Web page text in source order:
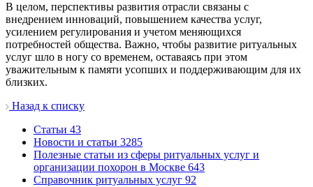
В целом, перспективы развития отрасли связаны с
внедрением инноваций, повышением качества услуг,
усилением регулирования и учетом меняющихся
потребностей общества. Важно, чтобы развитие ритуальных
услуг шло в ногу со временем, оставаясь при этом
уважительным к памяти усопших и поддерживающим для их
близких.
Назад к списку
Cтатьи 43
Новости и статьи 3285
Полезные статьи из сферы ритуальных услуг и
организации похорон в Москве 643
Справочник ритуальных услуг 92